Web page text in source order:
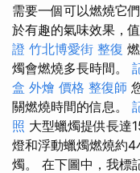
需要一個可以燃燒它
於有趣的氣味效果，
證 竹北博愛街 整復
燭會燃燒多長時間。
盒 外燴 價格 整復師
關燃燒時間的信息。
照 大型蠟燭提供長達
燈和浮動蠟燭燃燒約
燭。 在下圖中，我標